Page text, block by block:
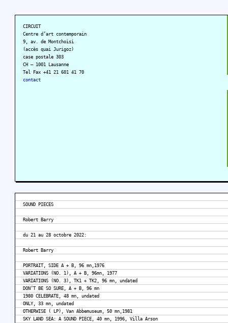
CIRCUIT
Centre d’art contemporain
9, av. de Montchoisi
(accès quai Jurigoz)
case postale 303
CH – 1001 Lausanne
Tel Fax +41 21 601 41 70
contact
SOUND PIECES
Robert Barry
du 21 au 28 octobre 2022:
Robert Barry
PORTRAIT, SIDE A + B, 96 mn,1976
VARIATIONS (NO. 1), A + B, 96mn, 1977
VARIATIONS (NO. 3), TK1 + TK2, 96 mn, undated
DON’T BE SO SURE, A + B, 96 mn
1980 CELEBRATE, 48 mn, undated
ONLY, 33 mn, undated
OTHERWISE (‎ LP), Van Abbemuseum, 50 mn,1981
SKY LAND SEA: A SOUND PIECE, 40 mn, 1996, Villa Arson